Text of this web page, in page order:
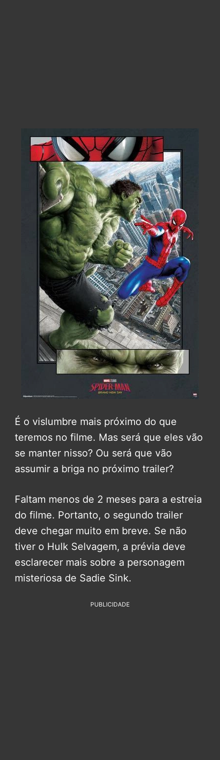
É o vislumbre mais próximo do que
teremos no filme. Mas será que eles vão
se manter nisso? Ou será que vão
assumir a briga no próximo trailer?
Faltam menos de 2 meses para a estreia
do filme. Portanto, o segundo trailer
deve chegar muito em breve. Se não
tiver o Hulk Selvagem, a prévia deve
esclarecer mais sobre a personagem
misteriosa de Sadie Sink.
PUBLICIDADE